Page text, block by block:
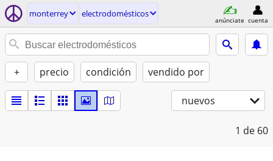
monterrey electrodomésticos
anúnciate cuenta
+ precio condición vendido por
nuevos
1 de 60